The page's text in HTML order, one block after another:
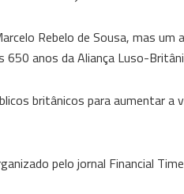
Rebelo de Sousa, mas
650 anos da Aliança Luso-
britânicos para aumentar a
pelo jornal Financial